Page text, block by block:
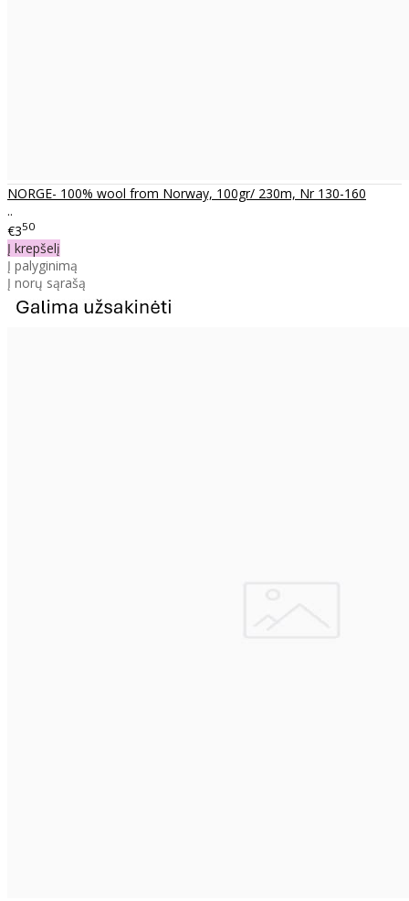
NORGE- 100% wool from Norway, 100gr/ 230m, Nr 130-160
..
€350
Į krepšelį
Į palyginimą
Į norų sąrašą